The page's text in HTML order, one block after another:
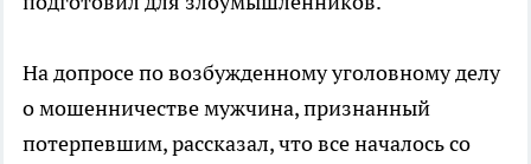
На допросе по возбужденному уголовному делу
о мошенничестве мужчина, признанный
потерпевшим, рассказал, что все началось со